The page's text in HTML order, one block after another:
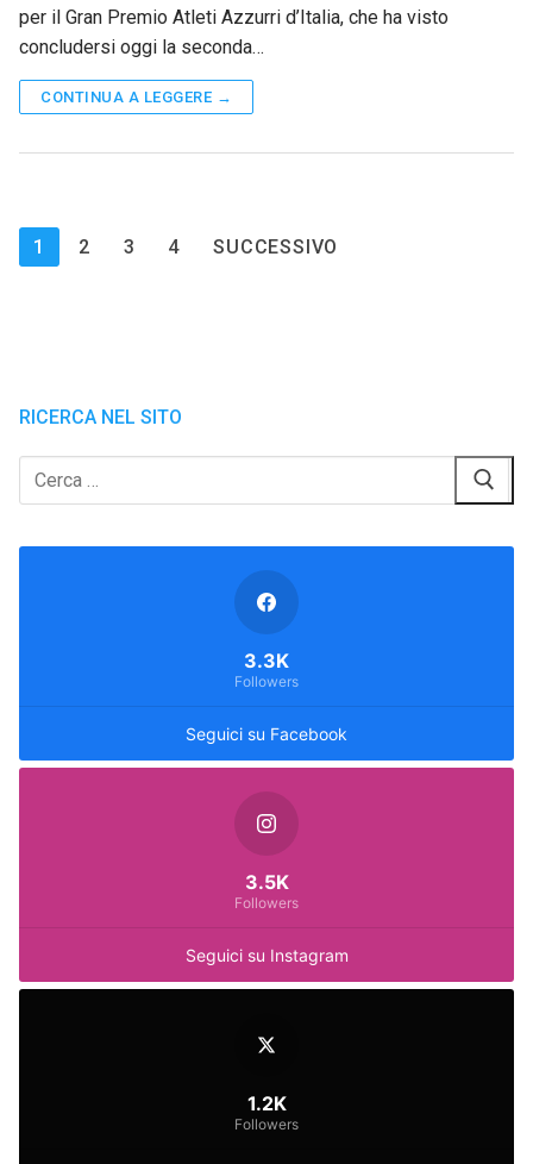
per il Gran Premio Atleti Azzurri d’Italia, che ha visto
concludersi oggi la seconda…
CONTINUA A LEGGERE →
Paginazione
degli
1 2 3 4 SUCCESSIVO
RICERCA NEL SITO
Cerca:
Seguici su Facebook
3.3K
Followers
Seguici su Instagram
3.5K
Followers
1.2K
Followers